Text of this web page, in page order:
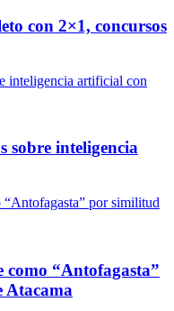
con 2×1, concursos
sobre inteligencia
“Antofagasta”
Atacama